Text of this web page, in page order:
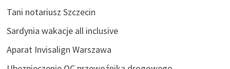
Tani notariusz Szczecin
Sardynia wakacje all inclusive
Aparat Invisalign Warszawa